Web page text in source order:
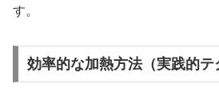
す。
効率的な加熱方法（実践的テ